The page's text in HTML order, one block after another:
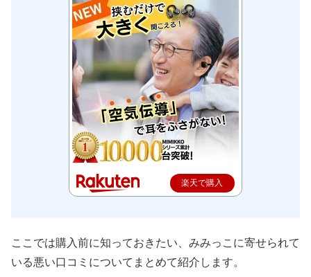
楽天で購入
ここでは購入前に知っておきたい、みみっこに寄せられて
いる悪い口コミについてまとめて紹介します。